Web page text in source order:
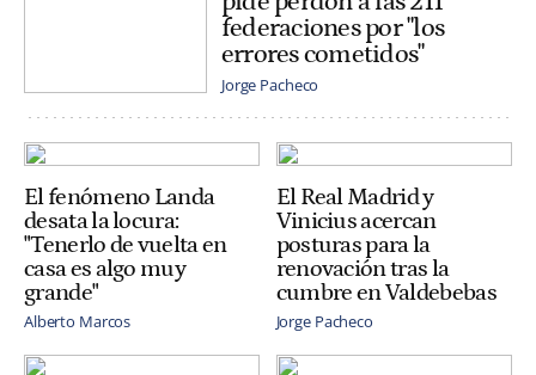
federaciones por "los
errores cometidos"
Jorge Pacheco
El fenómeno Landa
desata la locura:
"Tenerlo de vuelta en
casa es algo muy
grande"
Alberto Marcos
El Real Madrid y
Vinicius acercan
posturas para la
renovación tras la
cumbre en Valdebebas
Jorge Pacheco